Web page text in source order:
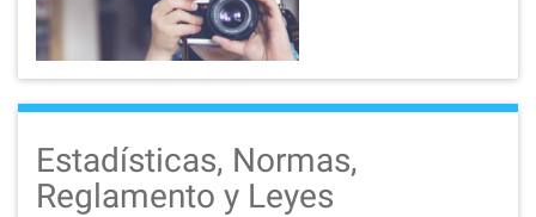
Estadísticas, Normas,
Reglamento y Leyes